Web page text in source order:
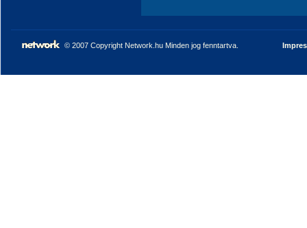
© 2007 Copyright Network.hu Minden jog fenntartva.